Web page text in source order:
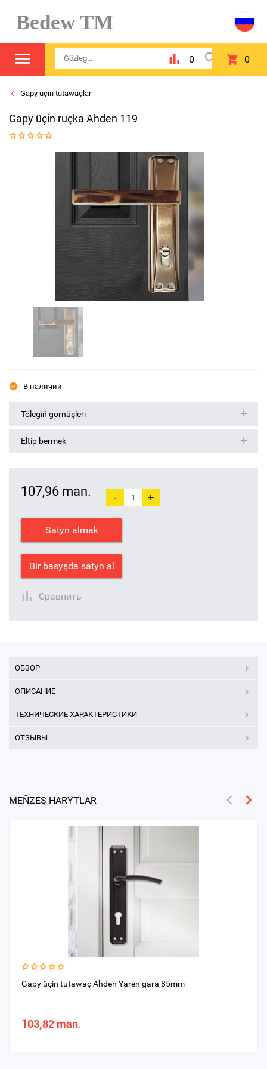
Bedew TM
0 0
Gapy üçin tutawaçlar
Gapy üçin ruçka Ahden 119
В наличии
Tölegiň görnüşleri
Eltip bermek
107,96 man. - +
Satyn almak
Bir basyşda satyn al
Сравнить
ОБЗОР
ОПИСАНИЕ
ТЕХНИЧЕСКИЕ ХАРАКТЕРИСТИКИ
ОТЗЫВЫ
MEŇZEŞ HARYTLAR
Gapy üçin tutawaç Ahden Yaren gara 85mm
103,82 man.